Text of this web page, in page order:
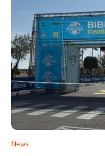
News